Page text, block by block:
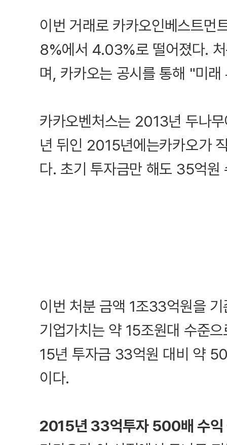
이번 거래로 카카오인베스트먼
8%에서 4.03%로 떨어졌다.
며, 카카오는 공시를 통해 "미
카카오벤처스는 2013년 두나
년 뒤인 2015년에는카카오가
다. 초기 투자금만 해도 35억원
이번 처분 금액 1조33억원을
기업가치는 약 15조원대 수준
15년 투자금 33억원 대비 약
이다.
2015년 33억투자 500배 수익